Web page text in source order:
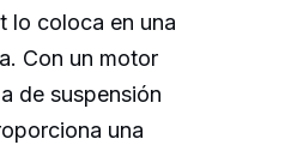
lo coloca en una
Con un motor
de suspensión
una